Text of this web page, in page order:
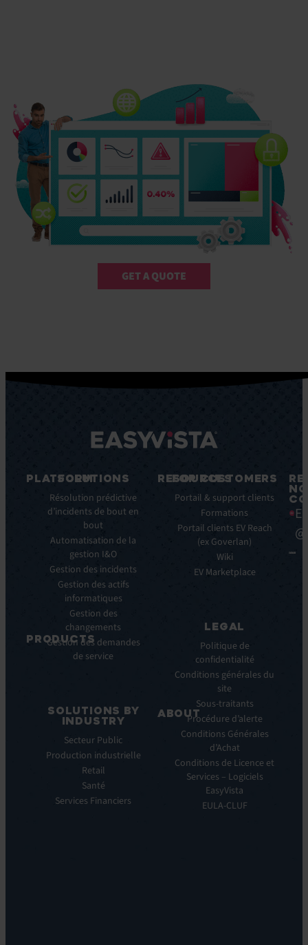
GET A QUOTE
PLATFORM
Fonctionnalités
clés
clés
Intégrations
Pulse
PRODUCTS
Monitoring:
Observe
Automations:
Orchestrate
SOLUTIONS
Résolution prédictive
d’incidents de bout en
bout
Automatisation de la
gestion I&O
Gestion des incidents
Gestion des actifs
informatiques
Gestion des
changements
Gestion des demandes
de service
SOLUTIONS BY
INDUSTRY
Secteur Public
Production industrielle
Retail
Santé
Services Financiers
RESOURCES
Blog
Livres
Infographies
Brochures
Communiqués
presse
ABOUT
Qui
sommes
Notre
FOR CUSTOMERS
Portail & support clients
Formations
Portail clients EV Reach
(ex Goverlan)
Wiki
EV Marketplace
LEGAL
Politique de
confidentialité
Conditions générales du
site
Sous-traitants
Procédure d’alerte
Conditions Générales
d’Achat
Conditions de Licence et
Services – Logiciels
EasyVista
EULA-CLUF